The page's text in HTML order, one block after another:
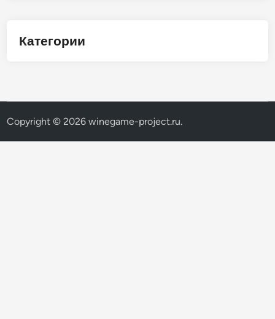
Категории
Copyright © 2026winegame-project.ru.